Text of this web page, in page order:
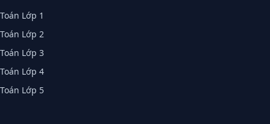
Toán Lớp 1
Toán Lớp 2
Toán Lớp 3
Toán Lớp 4
Toán Lớp 5